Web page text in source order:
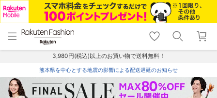
menu home
トップ
shopping_cart lock_outline
ログイン
3,980円(税込)以上のお買い物で送料無料！
熊本県を中心とする地震の影響による配送遅延のお知らせ